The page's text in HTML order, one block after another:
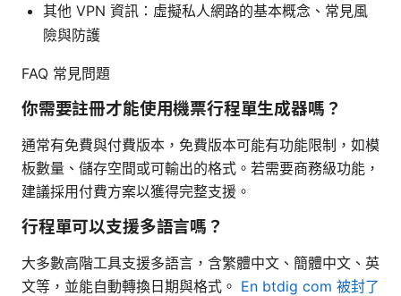
其他 VPN 資訊：虛擬私人網路的基本概念、常見風
險與防護
FAQ 常見問題
你需要註冊才能使用機票行程單生成器嗎？
通常有免費與付費版本，免費版本可能有功能限制，如模
板數量、儲存空間或可輸出的格式。若需要商務級功能，
建議採用付費方案以獲得完整支援。
行程單可以支援多語言嗎？
大多數高階工具支援多語言，含繁體中文、簡體中文、英
文等，並能自動轉換日期與格式。 En btdig com 被封了